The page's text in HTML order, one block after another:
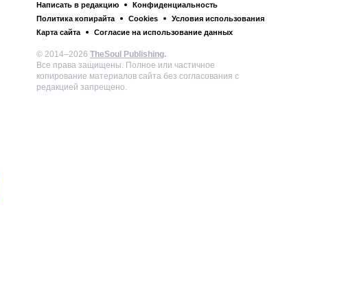
Написать в редакцию
Конфиденциальность
Политика копирайта
Cookies
Условия использования
Карта сайта
Согласие на использование данных
© 2014–2026 TheSoul Publishing.
Все права защищены. Полное или частичное
копирование материалов сайта без согласования с
редакцией запрещено.